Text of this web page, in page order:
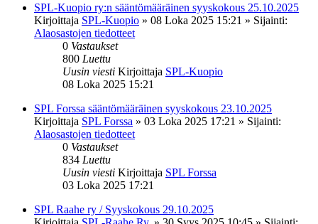
SPL-Kuopio ry:n sääntömääräinen syyskokous 25.10.2025
Kirjoittaja SPL-Kuopio » 08 Loka 2025 15:21 » Sijainti:
Alaosastojen tiedotteet
0 Vastaukset
800 Luettu
Uusin viesti Kirjoittaja SPL-Kuopio
08 Loka 2025 15:21
SPL Forssa sääntömääräinen syyskokous 23.10.2025
Kirjoittaja SPL Forssa » 03 Loka 2025 17:21 » Sijainti:
Alaosastojen tiedotteet
0 Vastaukset
834 Luettu
Uusin viesti Kirjoittaja SPL Forssa
03 Loka 2025 17:21
SPL Raahe ry / Syyskokous 29.10.2025